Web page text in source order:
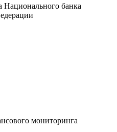
Национального банка
мониторинга